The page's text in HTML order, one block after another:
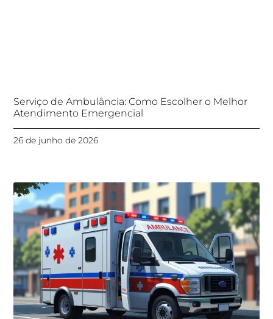
Serviço de Ambulância: Como Escolher o Melhor
Atendimento Emergencial
26 de junho de 2026